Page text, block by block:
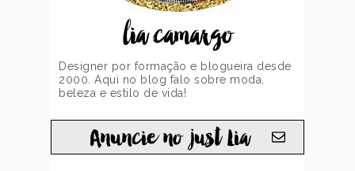
lia camargo
Designer por formação e blogueira desde
2000. Aqui no blog falo sobre moda,
beleza e estilo de vida!
Anuncie no just Lia